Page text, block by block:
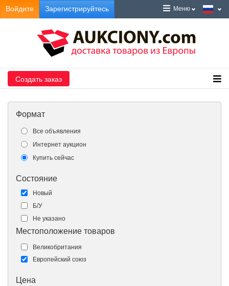
Войдите Зарегистрируйтесь Меню
Создать заказ
Формат
Все объявления
Интернет аукцион
Купить сейчас
Состояние
Новый
Б/У
Не указано
Местоположение товаров
Великобритания
Европейский союз
Цена